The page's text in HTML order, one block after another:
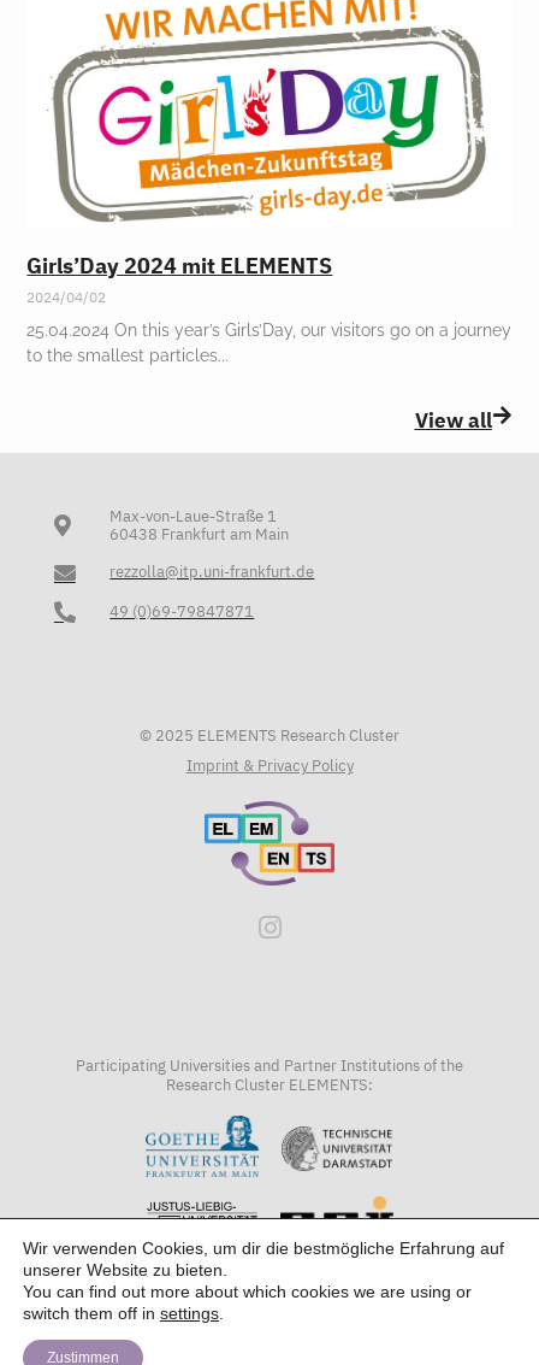
Girls’Day 2024 mit ELEMENTS
2024/04/02
25.04.2024 On this year’s Girls’Day, our visitors go on a journey
to the smallest particles
View all
Max-von-Laue-Straße 1
60438 Frankfurt am Main
rezzolla@itp.uni-frankfurt.de
49 (0)69-79847871
© 2025 ELEMENTS Research Cluster
Imprint & Privacy Policy
Participating Universities and Partner Institutions of the
Research Cluster ELEMENTS:
Wir verwenden Cookies, um dir die bestmögliche Erfahrung auf
unserer Website zu bieten.
You can find out more about which cookies we are using or
switch them off in settings
Zustimmen